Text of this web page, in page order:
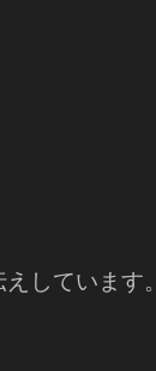
しています。